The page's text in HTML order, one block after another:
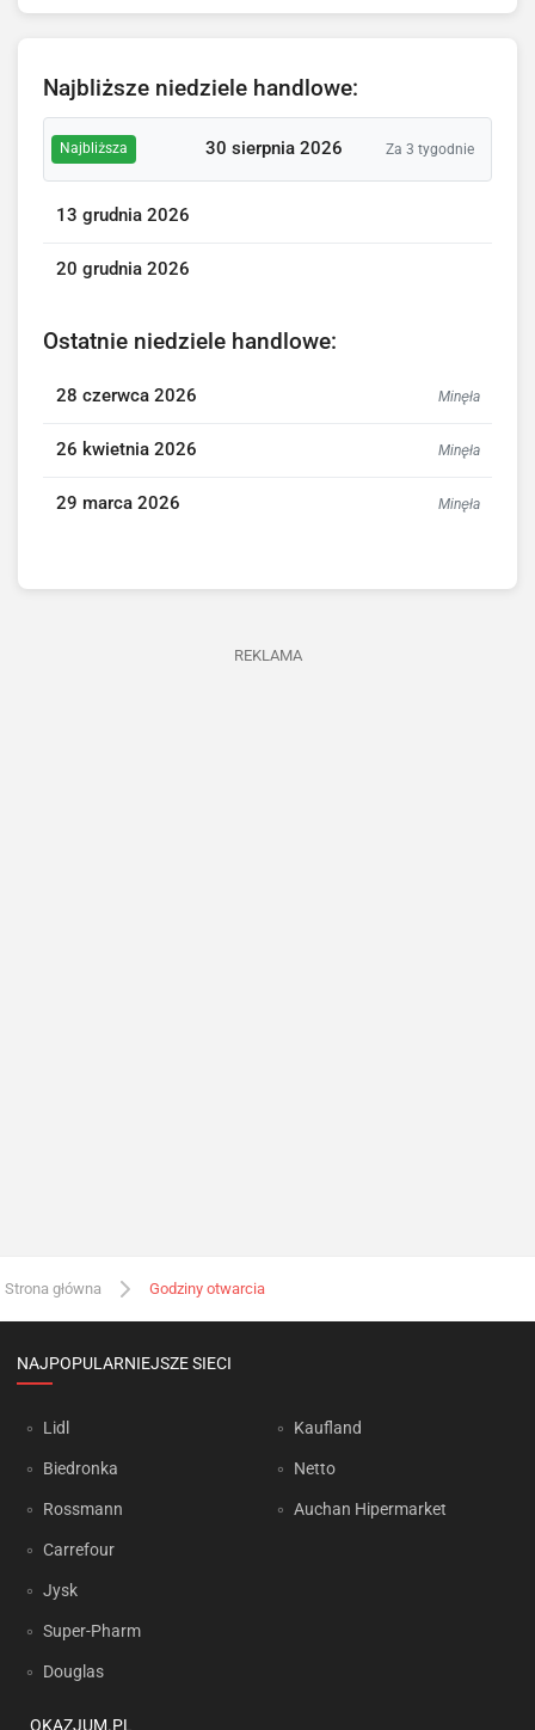
Najbliższe niedziele handlowe:
Najbliższa 30 sierpnia 2026 Za 3 tygodnie
13 grudnia 2026
20 grudnia 2026
Ostatnie niedziele handlowe:
28 czerwca 2026 Minęła
26 kwietnia 2026 Minęła
29 marca 2026 Minęła
REKLAMA
Strona główna Godziny otwarcia
NAJPOPULARNIEJSZE SIECI
Lidl
Biedronka
Rossmann
Carrefour
Jysk
Super-Pharm
Douglas
Kaufland
Netto
Auchan Hipermarket
OKAZJUM.PL